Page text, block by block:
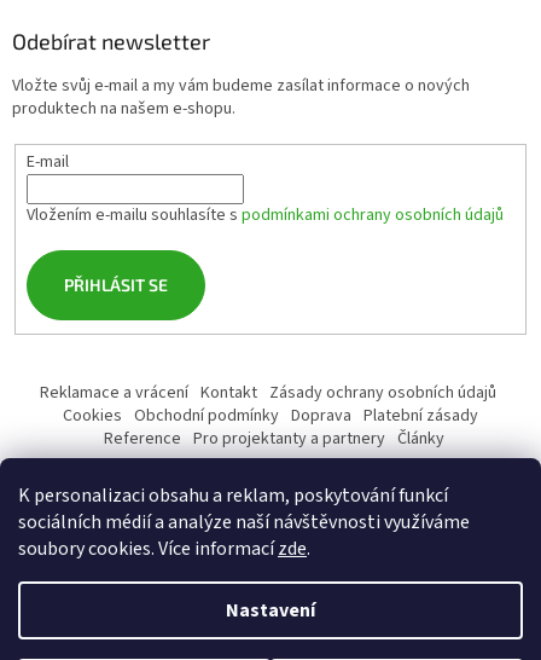
K personalizaci obsahu a reklam, poskytování funkcí
sociálních médií a analýze naší návštěvnosti využíváme
soubory cookies. Více informacízde.
Nastavení
Odebírat newsletter
Vložte svůj e-mail a my vám budeme zasílat informace o nových
produktech na našem e-shopu.
E-mail
Vložením e-mailu souhlasíte s podmínkami ochrany osobních údajů
PŘIHLÁSIT SE
Reklamace a vrácení Kontakt Zásady ochrany osobních údajů
Cookies Obchodní podmínky Doprava Platební zásady
Reference Pro projektanty a partnery Články